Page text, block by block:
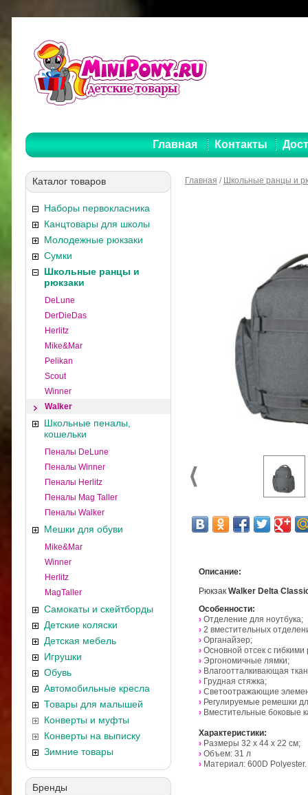
Главная Контакты
Каталог товаров
Наборы первокласника
Канцтовары для школы
Молодежные рюкзаки
Сумки
Школьные ранцы и
рюкзаки
DeLune
DerDieDas
Herlitz
Mike&Mar
Pelikan
Scout
Winner
Walker
Школьные пеналы,
кошельки
Пеналы DeLune
Пеналы Winner
Пеналы Herlitz
Пеналы Mag Taller
Пеналы Walker
Мешки для обуви
Mike&Mar
Winner
Herlitz
MagTaller
Самокаты и скейтборды
Детские коляски
Детская мебель
Игрушки
Обувь
Автомобильные кресла
Товары для малышей
Конверты и муфты
Конверты на выписку
Зимние товары
Бренды
Главная / Школьные ранцы и
Описание:
Рюкзак Walker Delta
Особенности:
› Отделение для ноутбука;
› 2 вместительных
› Органайзер;
› Основной отсек с
› Эргономичные лямки;
› Влагоотталкивающая
› Грудная стяжка;
› Светоотражающие
› Регулируемые ремешки
› Вместительные боковые
Характеристики:
› Размеры 32 x 44 x 22 см;
› Объем: 31 л
› Материал: 600D Polyester.